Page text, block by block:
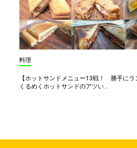
料理
【ホットサンドメニュー13戦！ 勝手にラ
くるめくホットサンドのアツい...